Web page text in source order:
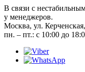
В связи с
у менеджеров.
Москва, ул.
пн. – пт.: с 10:00 до